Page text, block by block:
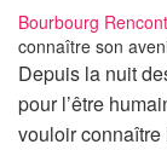
Bourbourg
connaître son
Depuis la nuit
pour l’être
vouloir connaître